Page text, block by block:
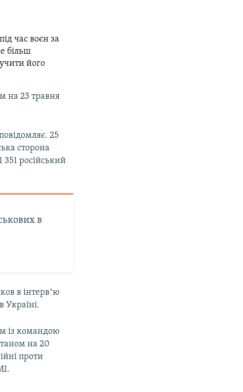
час воєн за
більш
його
на 23 травня
25
сторона
351 російський
в
в інтервʼю
Україні.
із командою
на 20
проти